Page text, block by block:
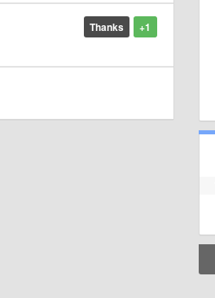
+1
Thanks